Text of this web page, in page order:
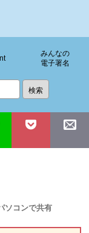
みんなの
電子署名
ソコンで共有